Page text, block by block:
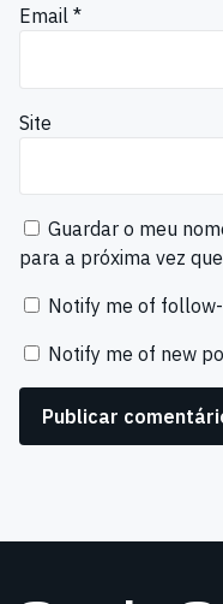
Email *
Site
Guardar o meu
para a próxima vez
Notify me of
Notify me of new